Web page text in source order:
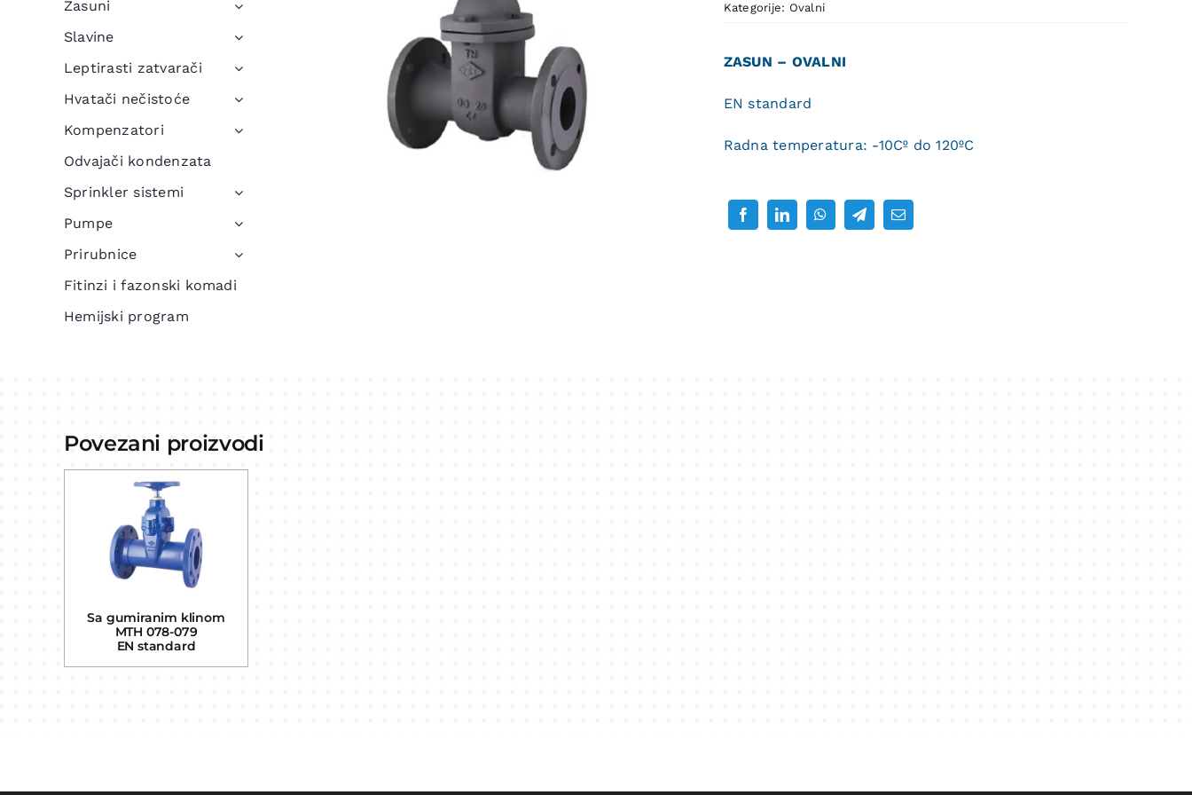
Zasuni
Slavine
Leptirasti zatvarači
Hvatači nečistoće
Kompenzatori
Odvajači kondenzata
Sprinkler sistemi
Pumpe
Prirubnice
Fitinzi i fazonski komadi
Hemijski program
Kategorije: Ovalni
ZASUN – OVALNI
EN standard
Radna temperatura: -10Cº do 120ºC
Povezani proizvodi
Sa gumiranim klinom
MTH 078-079
EN standard